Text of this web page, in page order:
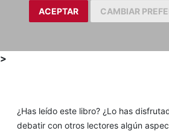
ACEPTAR CAMBIAR
>
¿Has leído este libro? ¿Lo has
debatir con otros lectores algún